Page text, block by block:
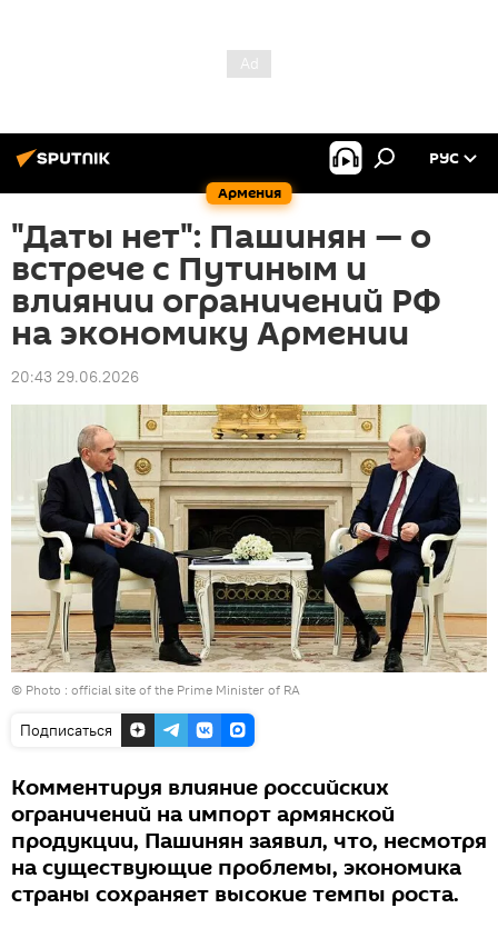
Армения
РУС
"Даты нет": Пашинян — о
встрече с Путиным и
влиянии ограничений РФ
на экономику Армении
20:43 29.06.2026
© Photo : official site of the Prime Minister of RA
Подписаться
Комментируя влияние российских
ограничений на импорт армянской
продукции, Пашинян заявил, что, несмотря
на существующие проблемы, экономика
страны сохраняет высокие темпы роста.